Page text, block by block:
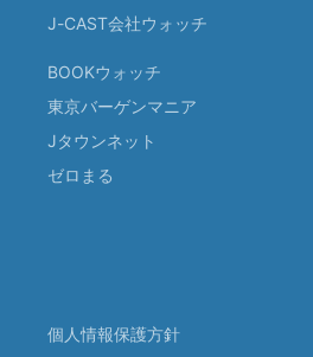
J-CAST会社ウォッチ
BOOKウォッチ
東京バーゲンマニア
Jタウンネット
ゼロまる
個人情報保護方針